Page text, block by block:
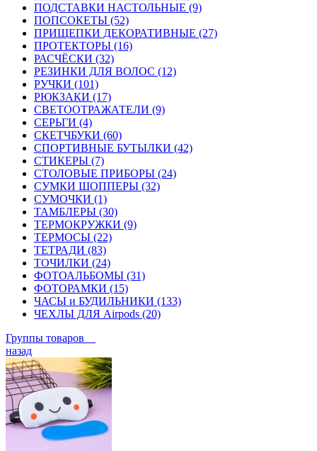
ПОДСТАВКИ НАСТОЛЬНЫЕ (9)
ПОПСОКЕТЫ (52)
ПРИЩЕПКИ ДЕКОРАТИВНЫЕ (27)
ПРОТЕКТОРЫ (16)
РАСЧЁСКИ (32)
РЕЗИНКИ ДЛЯ ВОЛОС (12)
РУЧКИ (101)
РЮКЗАКИ (17)
СВЕТООТРАЖАТЕЛИ (9)
СЕРЬГИ (4)
СКЕТЧБУКИ (60)
СПОРТИВНЫЕ БУТЫЛКИ (42)
СТИКЕРЫ (7)
СТОЛОВЫЕ ПРИБОРЫ (24)
СУМКИ ШОППЕРЫ (32)
СУМОЧКИ (1)
ТАМБЛЕРЫ (30)
ТЕРМОКРУЖКИ (9)
ТЕРМОСЫ (22)
ТЕТРАДИ (83)
ТОЧИЛКИ (24)
ФОТОАЛЬБОМЫ (31)
ФОТОРАМКИ (15)
ЧАСЫ и БУДИЛЬНИКИ (133)
ЧЕХЛЫ ДЛЯ Airpods (20)
Группы товаров
назад